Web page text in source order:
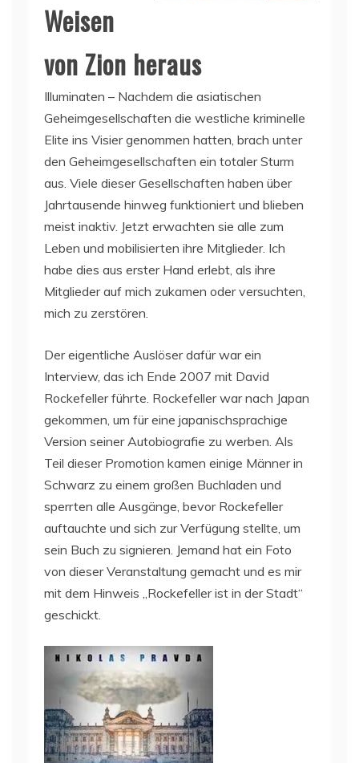
Weisen
von Zion heraus
Illuminaten – Nachdem die asiatischen
Geheimgesellschaften die westliche kriminelle
Elite ins Visier genommen hatten, brach unter
den Geheimgesellschaften ein totaler Sturm
aus. Viele dieser Gesellschaften haben über
Jahrtausende hinweg funktioniert und blieben
meist inaktiv. Jetzt erwachten sie alle zum
Leben und mobilisierten ihre Mitglieder. Ich
habe dies aus erster Hand erlebt, als ihre
Mitglieder auf mich zukamen oder versuchten,
mich zu zerstören.
Der eigentliche Auslöser dafür war ein
Interview, das ich Ende 2007 mit David
Rockefeller führte. Rockefeller war nach Japan
gekommen, um für eine japanischsprachige
Version seiner Autobiografie zu werben. Als
Teil dieser Promotion kamen einige Männer in
Schwarz zu einem großen Buchladen und
sperrten alle Ausgänge, bevor Rockefeller
auftauchte und sich zur Verfügung stellte, um
sein Buch zu signieren. Jemand hat ein Foto
von dieser Veranstaltung gemacht und es mir
mit dem Hinweis „Rockefeller ist in der Stadt“
geschickt.